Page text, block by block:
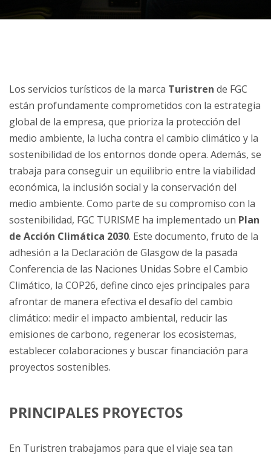
Los servicios turísticos de la marca Turistren de FGC
están profundamente comprometidos con la estrategia
global de la empresa, que prioriza la protección del
medio ambiente, la lucha contra el cambio climático y la
sostenibilidad de los entornos donde opera. Además, se
trabaja para conseguir un equilibrio entre la viabilidad
económica, la inclusión social y la conservación del
medio ambiente. Como parte de su compromiso con la
sostenibilidad, FGC TURISME ha implementado un Plan
de Acción Climática 2030. Este documento, fruto de la
adhesión a la Declaración de Glasgow de la pasada
Conferencia de las Naciones Unidas Sobre el Cambio
Climático, la COP26, define cinco ejes principales para
afrontar de manera efectiva el desafío del cambio
climático: medir el impacto ambiental, reducir las
emisiones de carbono, regenerar los ecosistemas,
establecer colaboraciones y buscar financiación para
proyectos sostenibles.
PRINCIPALES PROYECTOS
En Turistren trabajamos para que el viaje sea tan